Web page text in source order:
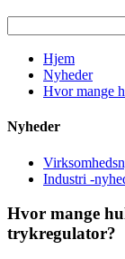
Hjem
Nyheder
Hvor mange
Nyheder
Industri -
Hvor mange
trykregulator?